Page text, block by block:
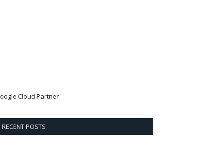
Cloud Partner
RECENT POSTS